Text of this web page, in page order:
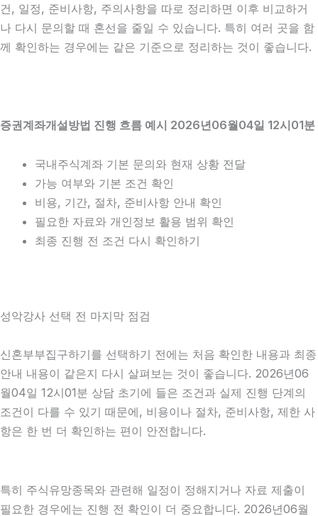
건, 일정, 준비사항, 주의사항을 따로 정리하면 이후 비교하거
나 다시 문의할 때 혼선을 줄일 수 있습니다. 특히 여러 곳을 함
께 확인하는 경우에는 같은 기준으로 정리하는 것이 좋습니다.
증권계좌개설방법 진행 흐름 예시 2026년06월04일 12시01분
국내주식계좌 기본 문의와 현재 상황 전달
가능 여부와 기본 조건 확인
비용, 기간, 절차, 준비사항 안내 확인
필요한 자료와 개인정보 활용 범위 확인
최종 진행 전 조건 다시 확인하기
성악강사 선택 전 마지막 점검
신혼부부집구하기를 선택하기 전에는 처음 확인한 내용과 최종
안내 내용이 같은지 다시 살펴보는 것이 좋습니다. 2026년06
월04일 12시01분 상담 초기에 들은 조건과 실제 진행 단계의
조건이 다를 수 있기 때문에, 비용이나 절차, 준비사항, 제한 사
항은 한 번 더 확인하는 편이 안전합니다.
특히 주식유망종목와 관련해 일정이 정해지거나 자료 제출이
필요한 경우에는 진행 전 확인이 더 중요합니다. 2026년06월